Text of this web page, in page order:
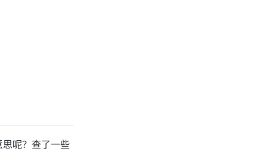
呢？查了一些